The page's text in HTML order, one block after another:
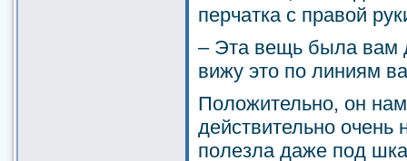
перчатка с правой
– Эта вещь была вам
вижу это по линиям
Положительно, он
действительно очень
полезла даже под